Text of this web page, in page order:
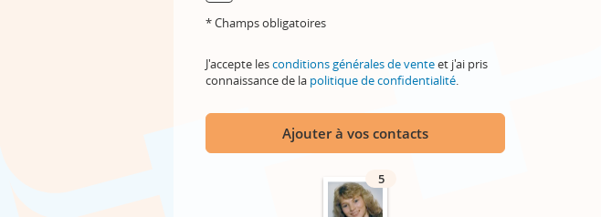
* Champs obligatoires
J'accepte lesconditions générales de venteet j'ai pris
connaissance de la politique de confidentialité.
Ajouter à vos contacts
5